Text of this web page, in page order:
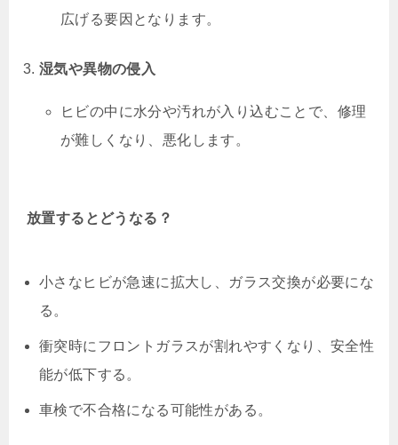
広げる要因となります。
湿気や異物の侵入
ヒビの中に水分や汚れが入り込むことで、修理
が難しくなり、悪化します。
放置するとどうなる？
小さなヒビが急速に拡大し、ガラス交換が必要にな
る。
衝突時にフロントガラスが割れやすくなり、安全性
能が低下する。
車検で不合格になる可能性がある。